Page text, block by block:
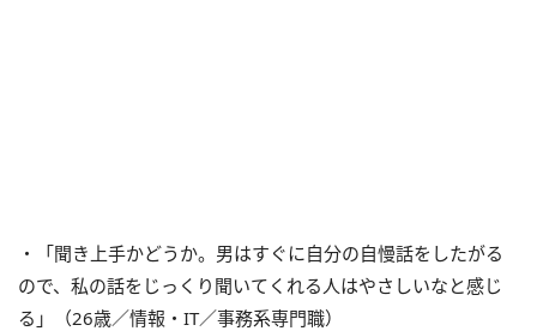
・「聞き上手かどうか。男はすぐに自分の自慢話をしたがる
ので、私の話をじっくり聞いてくれる人はやさしいなと感じ
る」（26歳／情報・IT／事務系専門職）